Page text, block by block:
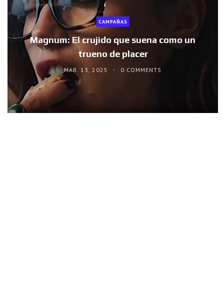
CAMPAÑAS
Magnum: El crujido que suena como un
trueno de placer
MAR. 13, 2025 0 COMMENTS